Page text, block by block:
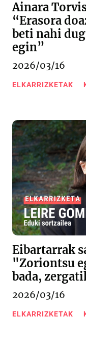
Ainara
“Erasora
beti nahi
egin”
2026/03/16
ELKARRIZKETAK
Eibartarrak
"Zoriontsu
bada,
2026/03/16
ELKARRIZKETAK